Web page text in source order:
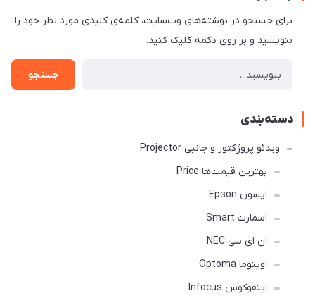
برای جستجو در نوشته‌های وب‌سایت، کلمه‌ی کلیدی مورد نظر خود را
بنویسید و بر روی دکمه کلیک کنید.
جستجو
دسته‌بندی
ویدئو پروژکتور و جانبی Projector
بهترین قیمت‌ها Price
اپسون Epson
اسمارت Smart
ان ای سی NEC
اوپتوما Optoma
اینفوکوس Infocus